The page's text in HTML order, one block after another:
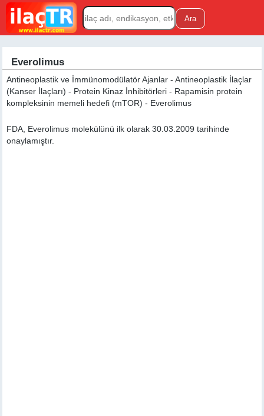
Everolimus
Antineoplastik ve İmmünomodülatör Ajanlar - Antineoplastik İlaçlar
(Kanser İlaçları) - Protein Kinaz İnhibitörleri - Rapamisin protein
kompleksinin memeli hedefi (mTOR) - Everolimus
FDA, Everolimus molekülünü ilk olarak 30.03.2009 tarihinde
onaylamıştır.